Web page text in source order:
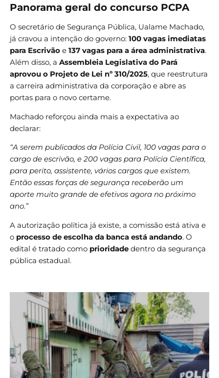
Panorama geral do concurso PCPA
O secretário de Segurança Pública, Ualame Machado,
já cravou a intenção do governo: 100 vagas imediatas
para Escrivão e 137 vagas para a área administrativa.
Além disso, a Assembleia Legislativa do Pará
aprovou o Projeto de Lei nº 310/2025, que reestrutura
a carreira administrativa da corporação e abre as
portas para o novo certame.
Machado reforçou ainda mais a expectativa ao
declarar:
“A serem publicados da Polícia Civil, 100 vagas para o
cargo de escrivão, e 200 vagas para Polícia Científica,
para perito, assistente, vários cargos que existem.
Então essas forças de segurança receberão um
aporte muito grande de efetivos agora no próximo
ano.”
A autorização política já existe, a comissão está ativa e
o processo de escolha da banca está andando. O
edital é tratado como prioridade dentro da segurança
pública estadual.